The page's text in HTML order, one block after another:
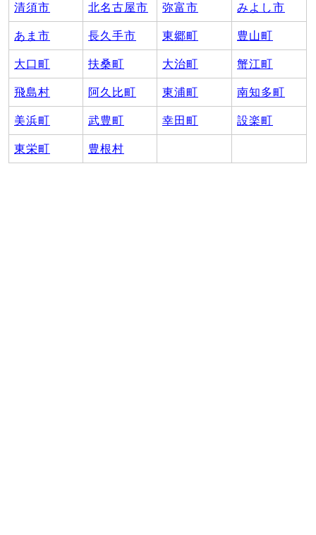
清須市 北名古屋市 弥富市 みよし市
あま市 長久手市 東郷町 豊山町
大口町 扶桑町 大治町 蟹江町
飛島村 阿久比町 東浦町 南知多町
美浜町 武豊町 幸田町 設楽町
東栄町 豊根村